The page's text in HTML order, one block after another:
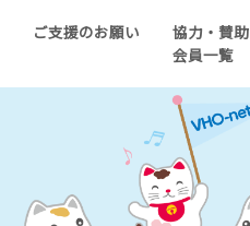
ご支援のお願い
協力・賛助
会員一覧